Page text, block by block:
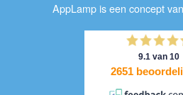
AppLamp is een concept